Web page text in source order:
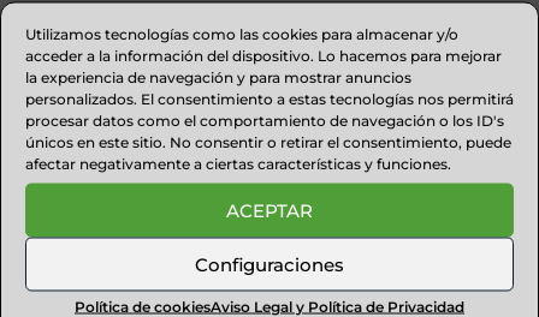
Utilizamos tecnologías como las cookies para almacenar y/o
acceder a la información del dispositivo. Lo hacemos para mejorar
la experiencia de navegación y para mostrar anuncios
personalizados. El consentimiento a estas tecnologías nos permitirá
procesar datos como el comportamiento de navegación o los ID's
únicos en este sitio. No consentir o retirar el consentimiento, puede
afectar negativamente a ciertas características y funciones.
ACEPTAR
Configuraciones
Política de cookiesAviso Legal y Política de Privacidad